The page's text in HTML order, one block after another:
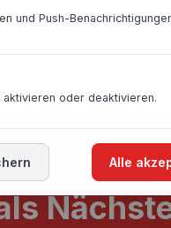
und Push-
oder deaktivieren.
Alle